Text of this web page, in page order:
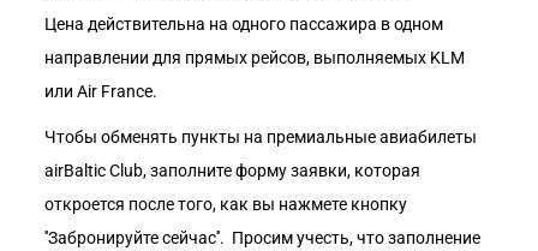
Цена действительна на одного пассажира в одном
направлении для прямых рейсов, выполняемых KLM
или Air France.
Чтобы обменять пункты на премиальные авиабилеты
airBaltic Club, заполните форму заявки, которая
откроется после того, как вы нажмете кнопку
''Забронируйте сейчас''. Просим учесть, что заполнение